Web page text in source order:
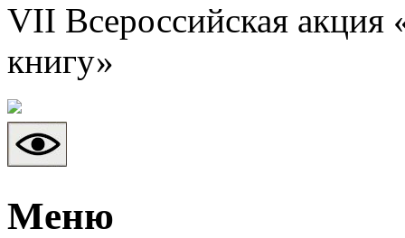
VII Всероссийская акция
книгу»
Mеню